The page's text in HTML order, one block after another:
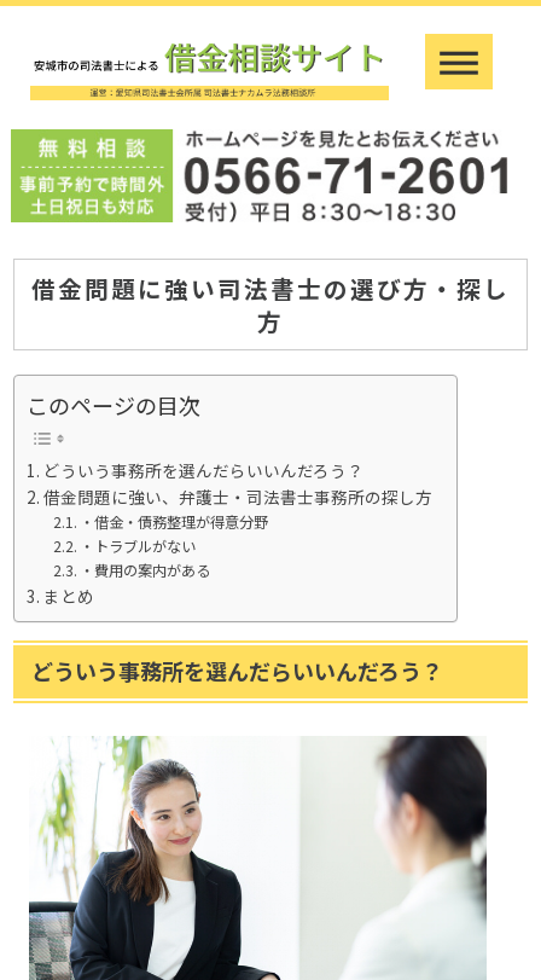
借金問題に強い司法書士の選び方・探し
方
このページの目次
どういう事務所を選んだらいいんだろう？
借金問題に強い、弁護士・司法書士事務所の探し方
・借金・債務整理が得意分野
・トラブルがない
・費用の案内がある
まとめ
どういう事務所を選んだらいいんだろう？